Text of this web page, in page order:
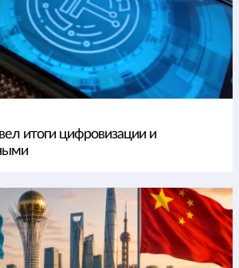
итоги цифровизации и